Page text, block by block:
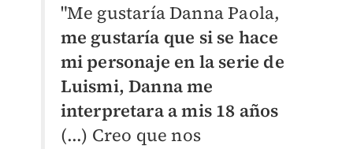
"Me gustaría Danna Paola,
me gustaría que si se hace
mi personaje en la serie de
Luismi, Danna me
interpretara a mis 18 años
(...) Creo que nos